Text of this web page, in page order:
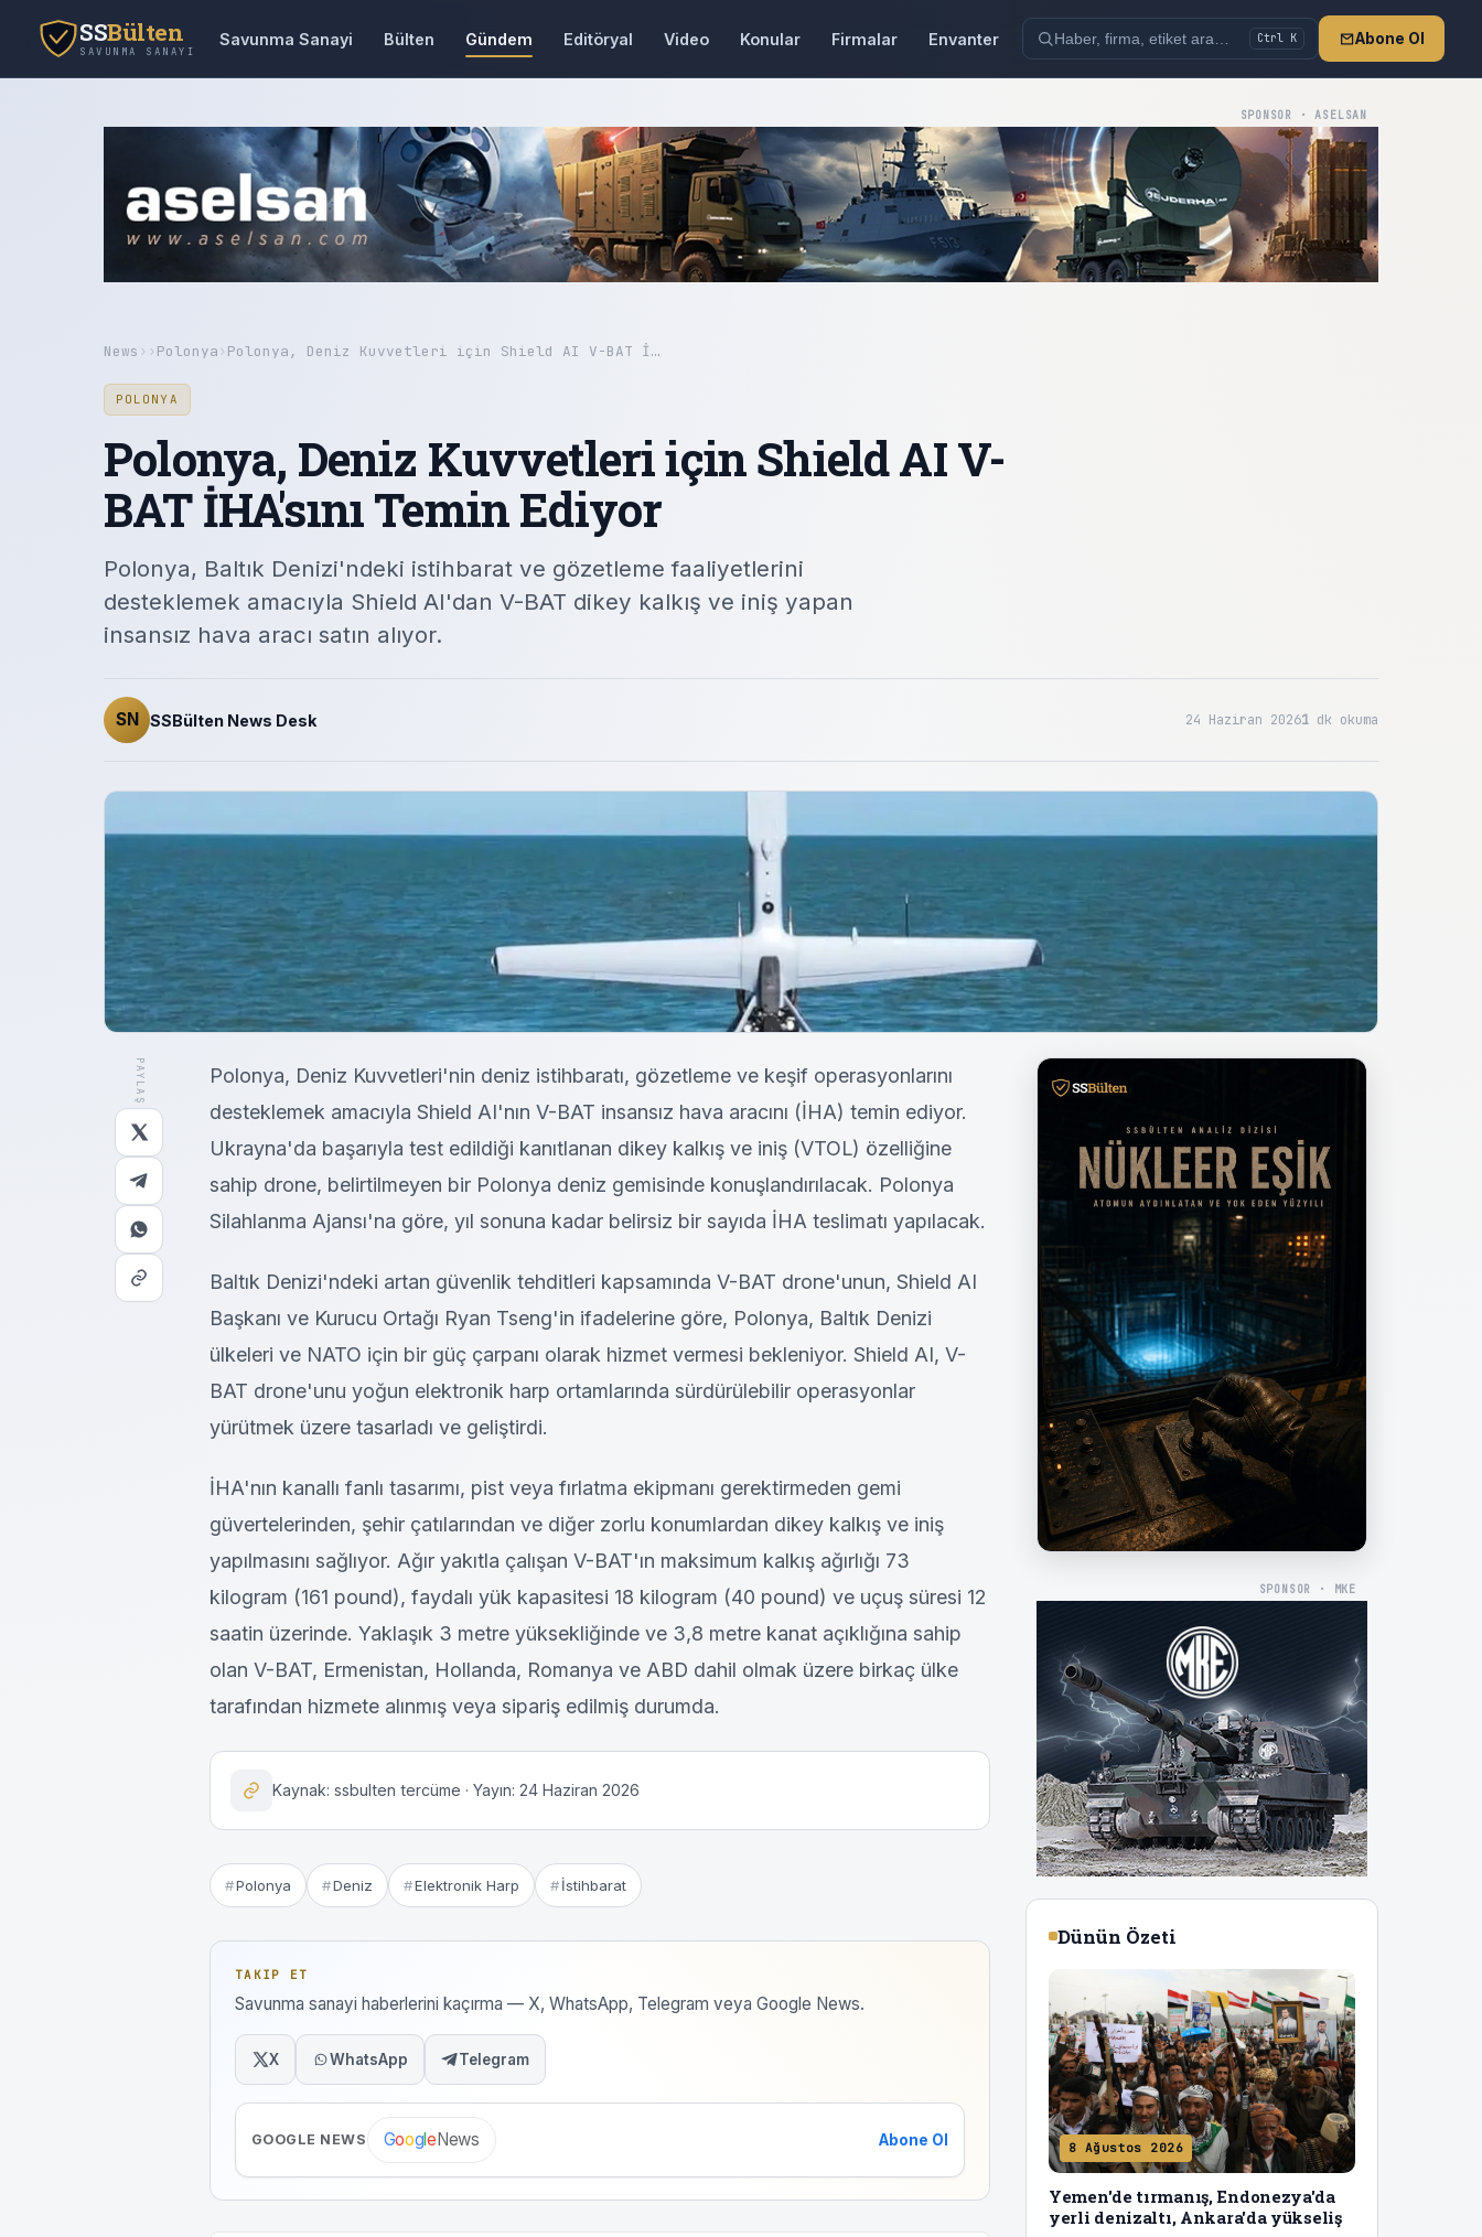
SSBülten
SAVUNMA SANAYI
Savunma Sanayi Bülten Gündem Editöryal Video Konular Firmalar Envanter Ctrl K Abone Ol
SPONSOR · ASELSAN
News › › Polonya› Polonya, Deniz Kuvvetleri için Shield AI V-BAT İ…
POLONYA
Polonya, Deniz Kuvvetleri için Shield AI V-
BAT İHA'sını Temin Ediyor
Polonya, Baltık Denizi'ndeki istihbarat ve gözetleme faaliyetlerini
desteklemek amacıyla Shield AI'dan V-BAT dikey kalkış ve iniş yapan
insansız hava aracı satın alıyor.
SN SSBülten News Desk 24 Haziran 20261 dk okuma
PAYLAŞ
Polonya, Deniz Kuvvetleri'nin deniz istihbaratı, gözetleme ve keşif operasyonlarını
desteklemek amacıyla Shield AI'nın V-BAT insansız hava aracını (İHA) temin ediyor.
Ukrayna'da başarıyla test edildiği kanıtlanan dikey kalkış ve iniş (VTOL) özelliğine
sahip drone, belirtilmeyen bir Polonya deniz gemisinde konuşlandırılacak. Polonya
Silahlanma Ajansı'na göre, yıl sonuna kadar belirsiz bir sayıda İHA teslimatı yapılacak.
Baltık Denizi'ndeki artan güvenlik tehditleri kapsamında V-BAT drone'unun, Shield AI
Başkanı ve Kurucu Ortağı Ryan Tseng'in ifadelerine göre, Polonya, Baltık Denizi
ülkeleri ve NATO için bir güç çarpanı olarak hizmet vermesi bekleniyor. Shield AI, V-
BAT drone'unu yoğun elektronik harp ortamlarında sürdürülebilir operasyonlar
yürütmek üzere tasarladı ve geliştirdi.
İHA'nın kanallı fanlı tasarımı, pist veya fırlatma ekipmanı gerektirmeden gemi
güvertelerinden, şehir çatılarından ve diğer zorlu konumlardan dikey kalkış ve iniş
yapılmasını sağlıyor. Ağır yakıtla çalışan V-BAT'ın maksimum kalkış ağırlığı 73
kilogram (161 pound), faydalı yük kapasitesi 18 kilogram (40 pound) ve uçuş süresi 12
saatin üzerinde. Yaklaşık 3 metre yüksekliğinde ve 3,8 metre kanat açıklığına sahip
olan V-BAT, Ermenistan, Hollanda, Romanya ve ABD dahil olmak üzere birkaç ülke
tarafından hizmete alınmış veya sipariş edilmiş durumda.
Kaynak: ssbulten tercüme · Yayın: 24 Haziran 2026
Polonya Deniz Elektronik Harp İstihbarat
TAKIP ET
Savunma sanayi haberlerini kaçırma — X, WhatsApp, Telegram veya Google News.
X WhatsApp Telegram
GOOGLE NEWS GoogleNews Abone Ol
SPONSOR · MKE
Dünün Özeti
8 Ağustos 2026
Yemen'de tırmanış, Endonezya'da
yerli denizaltı, Ankara'da yükseliş